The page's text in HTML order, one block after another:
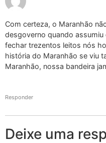
Com certeza, o Maranhão
desgoverno quando
fechar trezentos leitos nós
história do Maranhão se viu
Maranhão, nossa bandeira
Responder
Deixe uma